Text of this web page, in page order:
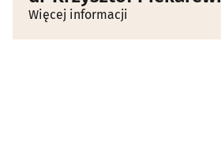
Więcej informacji